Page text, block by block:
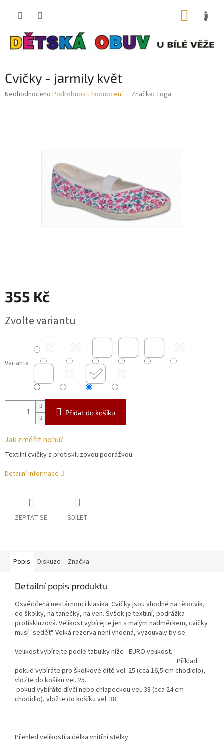
Cvičky - jarmily květ
Průměrné
Neohodnoceno Podrobnosti hodnocení Značka: Toga
355 Kč
cena:
Zvolte variantu
Varianta
Přidat do košíku
Jak změřit nohu?
Textilní cvičky s protiskluzovou podrážkou
Detailní informace
ZEPTAT SE SDÍLET
Popis Diskuze Značka
Detailní popis produktu
Osvědčená nestárnoucí klasika. Cvičky jsou vhodné na tělocvik,
do školky, na tanečky, na ven. Svšek je textilní, podrážka
protiskluzová. Velikost vybírejte jen s malým nadměrkem, cvičky
musí "sedět". Velká rezerva není vhodná, vyzouvaly by se.
Velikost vybírejte podle tabulky níže - EURO velikost.
Příklad:
pokud vybíráte pro školkové dítě vel. 25 (cca 16,5 cm chodidlo),
vložte do košíku vel. 25.
pokud vybíráte dívčí nebo chlapeckou vel. 38 (cca 24 cm
chodidlo), vložte do košíku vel. 38.
Přehled velikostí a délka vnitřní stélky: